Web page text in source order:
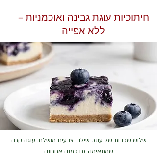
חיתוכיות עוגת גבינה ואוכמניות –
ללא אפייה
שלוש שכבות של עונג. שילוב צבעים מושלם. עוגה קרה
שמתאימה גם כמנה אחרונה